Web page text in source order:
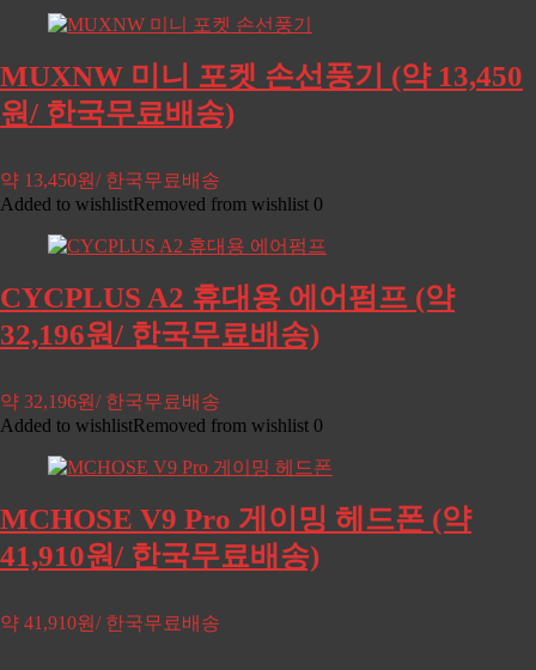
MUXNW 미니 포켓 손선풍기 (약 13,450
원/ 한국무료배송)
약 13,450원/ 한국무료배송
Added to wishlistRemoved from wishlist 0
CYCPLUS A2 휴대용 에어펌프 (약
32,196원/ 한국무료배송)
약 32,196원/ 한국무료배송
Added to wishlistRemoved from wishlist 0
MCHOSE V9 Pro 게이밍 헤드폰 (약
41,910원/ 한국무료배송)
약 41,910원/ 한국무료배송